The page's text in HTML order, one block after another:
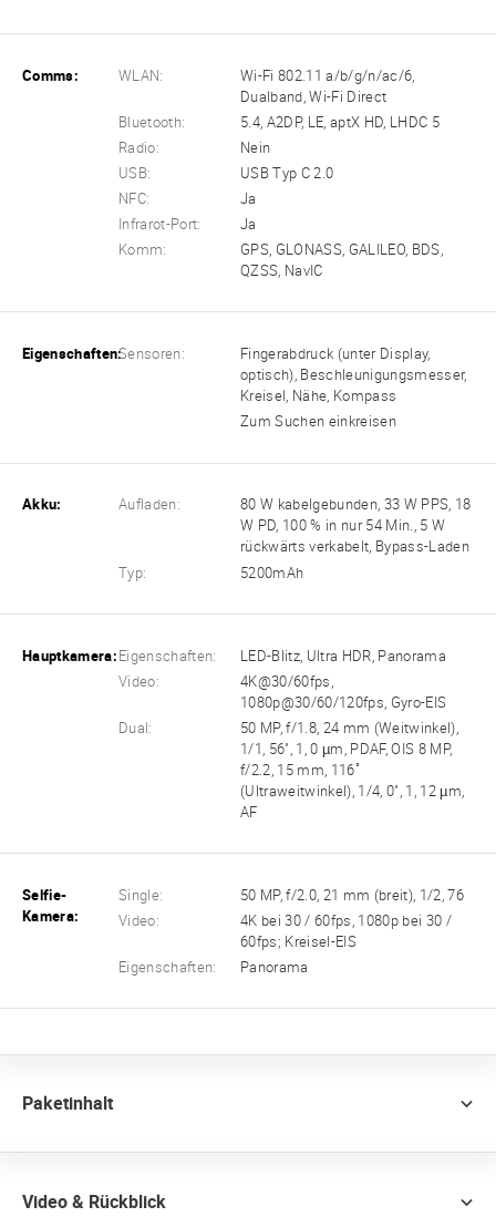
Comms: WLAN:
Wi-Fi 802.11 a/b/g/n/ac/6,
Dualband, Wi-Fi Direct
Bluetooth:
5.4, A2DP, LE, aptX HD, LHDC 5
Radio:
Nein
USB:
USB Typ C 2.0
NFC:
Ja
Infrarot-Port:
Ja
Komm:
GPS, GLONASS, GALILEO, BDS,
QZSS, NavIC
Eigenschaften:Sensoren:
Fingerabdruck (unter Display,
optisch), Beschleunigungsmesser,
Kreisel, Nähe, Kompass
Zum Suchen einkreisen
Akku: Aufladen:
80 W kabelgebunden, 33 W PPS, 18
W PD, 100 % in nur 54 Min., 5 W
rückwärts verkabelt, Bypass-Laden
Typ:
5200mAh
Hauptkamera: Eigenschaften:
LED-Blitz, Ultra HDR, Panorama
Video:
4K@30/60fps,
1080p@30/60/120fps, Gyro-EIS
Dual:
50 MP, f/1.8, 24 mm (Weitwinkel),
1/1, 56", 1, 0 µm, PDAF, OIS 8 MP,
f/2.2, 15 mm, 116˚
(Ultraweitwinkel), 1/4, 0", 1, 12 µm,
AF
Selfie-
Kamera:
Single:
50 MP, f/2.0, 21 mm (breit), 1/2, 76
Video:
4K bei 30 / 60fps, 1080p bei 30 /
60fps; Kreisel-EIS
Eigenschaften:
Panorama
Paketinhalt
Video & Rückblick